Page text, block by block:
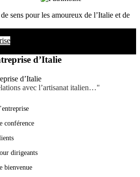
sens pour les amoureux de l’Italie et de
d’Italie
avec l’artisanat italien…"
conférence
dirigeants
bienvenue